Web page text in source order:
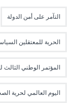
التآمر على أمن الدولة
الحرية للمعتقلين
المؤتمر الوطني الثالث
اليوم العالمي لحرية